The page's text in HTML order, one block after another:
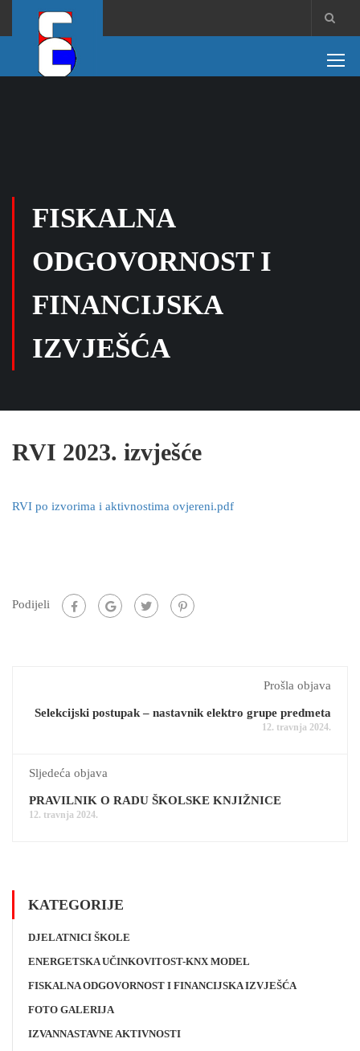
FISKALNA
ODGOVORNOST I
FINANCIJSKA
IZVJEŠĆA
RVI 2023. izvješće
RVI po izvorima i aktivnostima ovjereni.pdf
Podijeli
Prošla objava
Selekcijski postupak – nastavnik elektro grupe predmeta
12. travnja 2024.
Sljedeća objava
PRAVILNIK O RADU ŠKOLSKE KNJIŽNICE
12. travnja 2024.
KATEGORIJE
DJELATNICI ŠKOLE
ENERGETSKA UČINKOVITOST-KNX MODEL
FISKALNA ODGOVORNOST I FINANCIJSKA IZVJEŠĆA
FOTO GALERIJA
IZVANNASTAVNE AKTIVNOSTI